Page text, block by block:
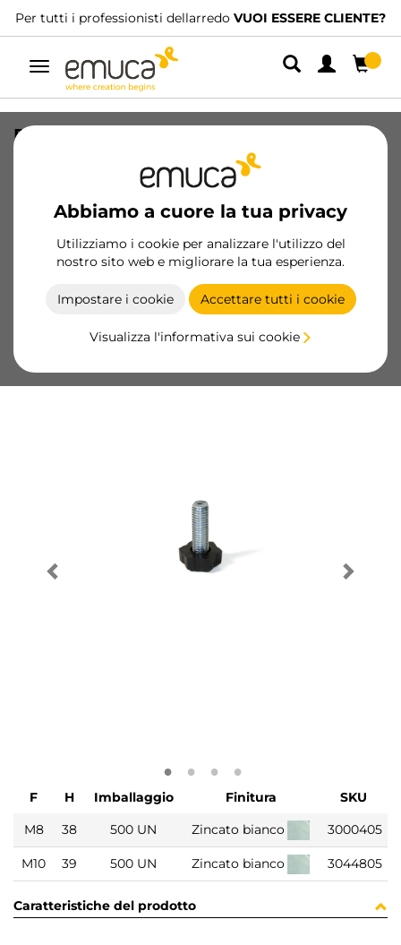
Per tutti i professionisti dellarredo VUOI ESSERE CLIENTE?
Navigazione
Abbiamo a cuore la tua privacy
Utilizziamo i cookie per analizzare l'utilizzo del
nostro sito web e migliorare la tua esperienza.
Impostare i cookie Accettare tutti i cookie
Visualizza l'informativa sui cookie
Regolabile M8 esagonale per mobili, H
38 mm, Acciaio e Tecnoplastica,
Zincato bianco
3000405/EAN 8432393103112
Prodotti essenziali
Diventa cliente
F H Imballaggio Finitura
SKU
M8
38 500 UN Zincato bianco 3000405
M10 39 500 UN Zincato bianco 3044805
Caratteristiche del prodotto